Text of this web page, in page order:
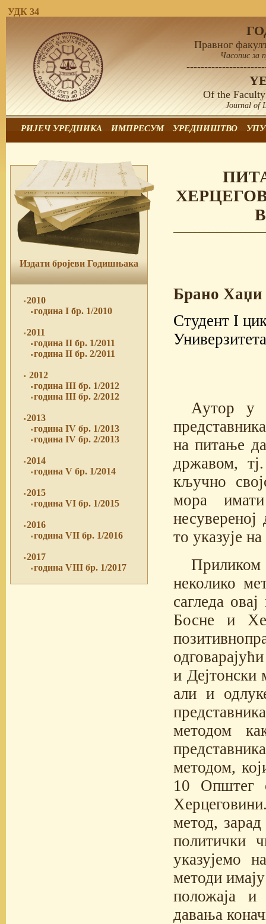
УДК 34
Правног
Часопис за
Of the
Journal of
РИЈЕЧ УРЕДНИКА ИМПРЕСУМ УРЕДНИШТВО
Издати бројеви Годишњака
2010
година I бр. 1/2010
2011
година II бр. 1/2011
година II бр. 2/2011
2012
година III бр. 1/2012
година III бр. 2/2012
2013
година IV бр. 1/2013
година IV бр. 2/2013
2014
година V бр. 1/2014
2015
година VI бр. 1/2015
2016
година VII бр. 1/2016
2017
година VIII бр. 1/2017
Брано Хаџи
Студент I
Аутор у
на питање
државом,
кључно
мора
то указује
неколико
сагледа
Босне и
и Дејтонски
али и
методом
методом,
10 Општег
метод, зарад
политички
указујемо
методи
положаја и
давања